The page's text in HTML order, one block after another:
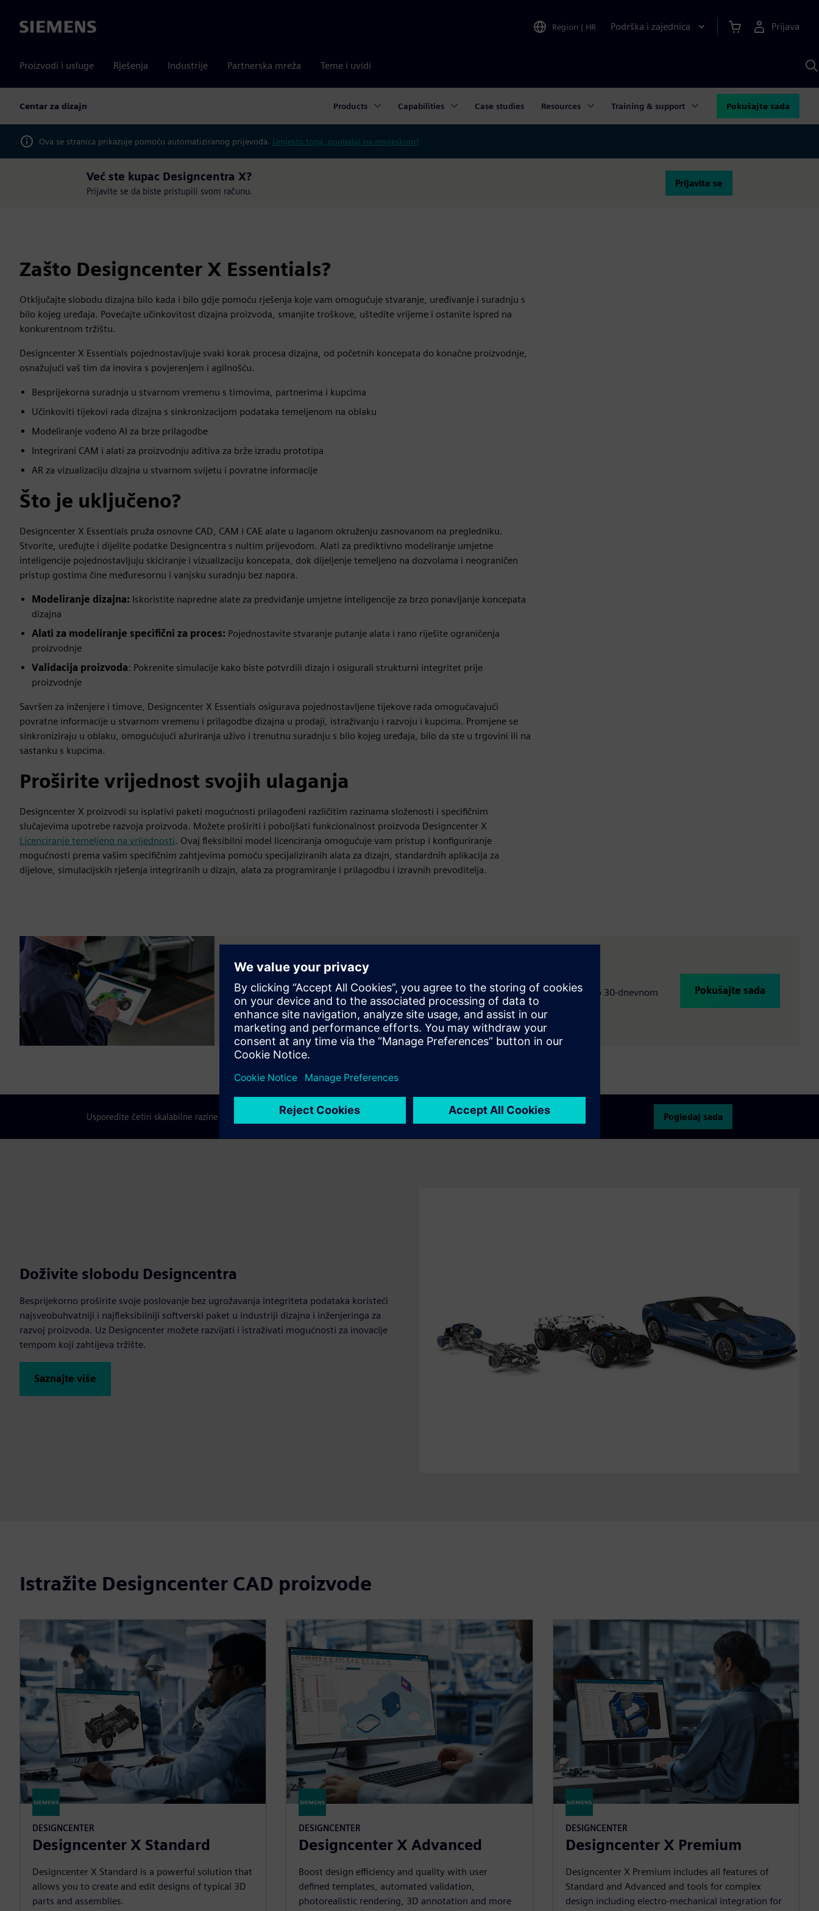
Siemens Region | HR Podrška i zajednica Prijava
Proizvodi i usluge Rješenja Industrije Partnerska mreža Teme i uvidi
Centar za dizajn Products Capabilities Case studies Resources Training & support Pokušajte sada
Ova se stranica prikazuje pomoću automatiziranog prijevoda. Umjesto toga, pogledaj na engleskom?
Već ste kupac Designcentra X?
Prijavite se da biste pristupili svom računu.
Prijavite se
Zašto Designcenter X Essentials?
Otključajte slobodu dizajna bilo kada i bilo gdje pomoću rješenja koje vam omogućuje stvaranje, uređivanje i suradnju s
bilo kojeg uređaja. Povećajte učinkovitost dizajna proizvoda, smanjite troškove, uštedite vrijeme i ostanite ispred na
konkurentnom tržištu.
Designcenter X Essentials pojednostavljuje svaki korak procesa dizajna, od početnih koncepata do konačne proizvodnje,
osnažujući vaš tim da inovira s povjerenjem i agilnošću.
Besprijekorna suradnja u stvarnom vremenu s timovima, partnerima i kupcima
Učinkoviti tijekovi rada dizajna s sinkronizacijom podataka temeljenom na oblaku
Modeliranje vođeno AI za brze prilagodbe
Integrirani CAM i alati za proizvodnju aditiva za brže izradu prototipa
AR za vizualizaciju dizajna u stvarnom svijetu i povratne informacije
Što je uključeno?
Designcenter X Essentials pruža osnovne CAD, CAM i CAE alate u laganom okruženju zasnovanom na pregledniku.
Stvorite, uređujte i dijelite podatke Designcentra s nultim prijevodom. Alati za prediktivno modeliranje umjetne
inteligencije pojednostavljuju skiciranje i vizualizaciju koncepata, dok dijeljenje temeljeno na dozvolama i neograničen
pristup gostima čine međuresornu i vanjsku suradnju bez napora.
Modeliranje dizajna: Iskoristite napredne alate za predviđanje umjetne inteligencije za brzo ponavljanje koncepata
dizajna
Alati za modeliranje specifični za proces: Pojednostavite stvaranje putanje alata i rano riješite ograničenja
proizvodnje
Validacija proizvoda: Pokrenite simulacije kako biste potvrdili dizajn i osigurali strukturni integritet prije
proizvodnje
Savršen za inženjere i timove, Designcenter X Essentials osigurava pojednostavljene tijekove rada omogućavajući
povratne informacije u stvarnom vremenu i prilagodbe dizajna u prodaji, istraživanju i razvoju i kupcima. Promjene se
sinkroniziraju u oblaku, omogućujući ažuriranja uživo i trenutnu suradnju s bilo kojeg uređaja, bilo da ste u trgovini ili na
sastanku s kupcima.
Proširite vrijednost svojih ulaganja
Designcenter X proizvodi su isplativi paketi mogućnosti prilagođeni različitim razinama složenosti i specifičnim
slučajevima upotrebe razvoja proizvoda. Možete proširiti i poboljšati funkcionalnost proizvoda Designcenter X
Licenciranje temeljeno na vrijednosti. Ovaj fleksibilni model licenciranja omogućuje vam pristup i konfiguriranje
mogućnosti prema vašim specifičnim zahtjevima pomoću specijaliziranih alata za dizajn, standardnih aplikacija za
dijelove, simulacijskih rješenja integriranih u dizajn, alata za programiranje i prilagodbu i izravnih prevoditelja.
Besplatno probno razdoblje: Designcenter X Essentials
Doživite CAD, CAM i CAE zasnovane na webu na bilo kojem uređaju uz trenutni pristup 30-dnevnom
besplatnom probnom razdoblju.
Pokušajte sada
Usporedite četiri skalabilne razine značajki Designcenter X rješenja jedan pored drugog. Pogledaj sada
Doživite slobodu Designcentra
Besprijekorno proširite svoje poslovanje bez ugrožavanja integriteta podataka koristeći
najsveobuhvatniji i najfleksibilniji softverski paket u industriji dizajna i inženjeringa za
razvoj proizvoda. Uz Designcenter možete razvijati i istraživati mogućnosti za inovacije
tempom koji zahtijeva tržište.
Saznajte više
Istražite Designcenter CAD proizvode
DESIGNCENTER
Designcenter X Standard
Designcenter X Standard is a powerful solution that
allows you to create and edit designs of typical 3D
parts and assemblies.
DESIGNCENTER
Designcenter X Advanced
Boost design efficiency and quality with user
defined templates, automated validation,
photorealistic rendering, 3D annotation and more
DESIGNCENTER
Designcenter X Premium
Designcenter X Premium includes all features of
Standard and Advanced and tools for complex
design including electro-mechanical integration for